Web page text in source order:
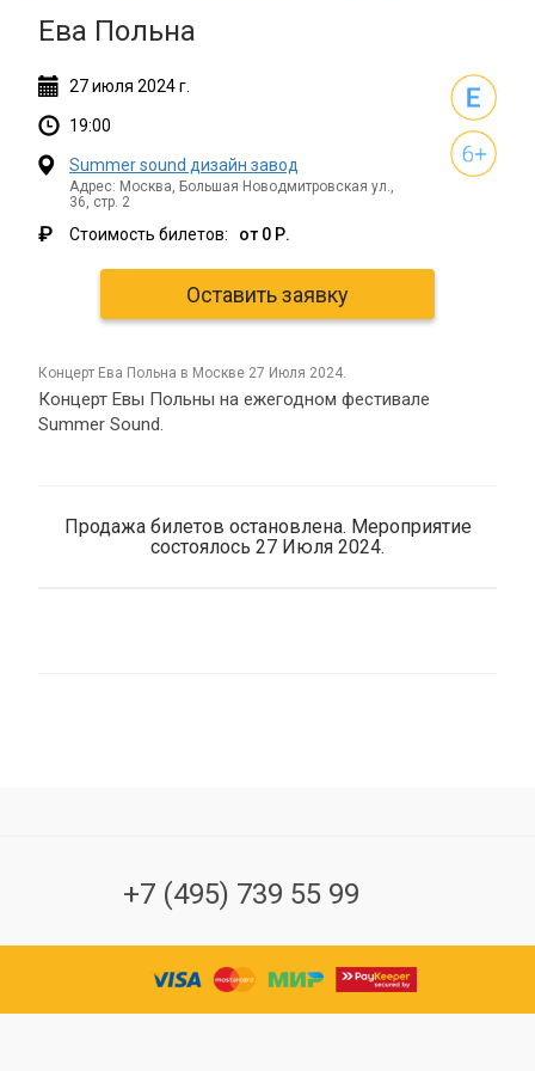
Ева Польна
27июля 2024 г.
19:00
Summer sound дизайн завод
Адрес: Москва, Большая Новодмитровская ул.,
36, стр. 2
₽ Стоимость билетов: от 0 Р.
Оставить заявку
концерт Ева Польна в Москве 27 Июля 2024.
Концерт Евы Польны на ежегодном фестивале
Summer Sound.
Продажа билетов остановлена. Мероприятие
состоялось 27 Июля 2024.
+7 (495) 739 55 99